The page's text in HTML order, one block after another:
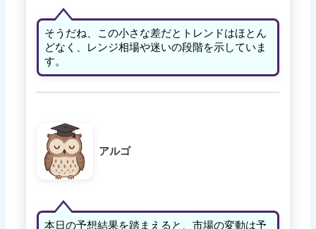
そうだね、この小さな差だとトレンドはほとん
どなく、レンジ相場や迷いの段階を示していま
す。
アルゴ
本日の予想結果を踏まえると、市場の変動は予